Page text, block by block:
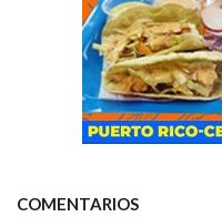
COMENTARIOS